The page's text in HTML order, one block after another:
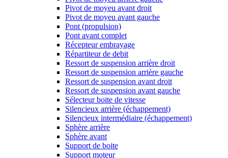
Pivot de moyeu avant droit
Pivot de moyeu avant gauche
Pont (propulsion)
Pont avant complet
Récepteur embrayage
Répartiteur de debit
Ressort de suspension arrière droit
Ressort de suspension arrière gauche
Ressort de suspension avant droit
Ressort de suspension avant gauche
Sélecteur boite de vitesse
Silencieux arrière (échappement)
Silencieux intermédiaire (échappement)
Sphère arrière
Sphère avant
Support de boite
Support moteur